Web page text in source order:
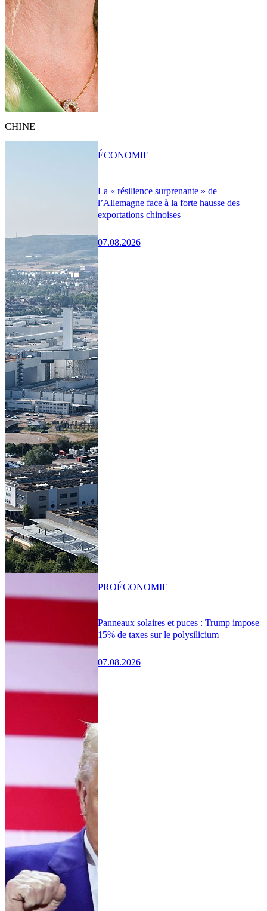
CHINE
La « résilience surprenante » de
l’Allemagne face à la forte hausse des
exportations chinoises
07.08.2026
ÉCONOMIE
Panneaux solaires et puces : Trump impose
15% de taxes sur le polysilicium
07.08.2026
PROÉCONOMIE